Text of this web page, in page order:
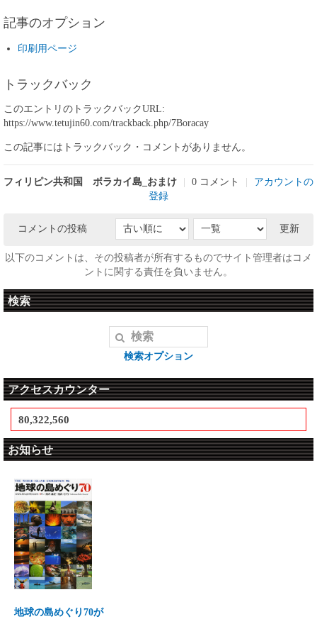
記事のオプション
印刷用ページ
トラックバック
このエントリのトラックバックURL:
https://www.tetujin60.com/trackback.php/7Boracay
この記事にはトラックバック・コメントがありません。
フィリピン共和国 ボラカイ島_おまけ 0 コメント
アカウントの
登録
コメントの投稿 更新
以下のコメントは、その投稿者が所有するものでサイト管理者はコメ
ントに関する責任を負いません。
検索
検索オプション
アクセスカウンター
80,322,560
お知らせ
地球の島めぐり70が